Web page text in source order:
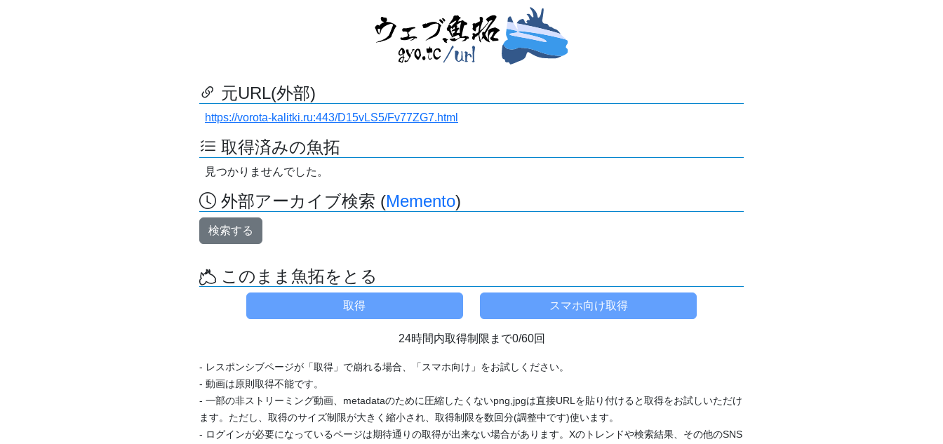
元URL(外部)
https://vorota-kalitki.ru:443/D15vLS5/Fv77ZG7.html
取得済みの魚拓
見つかりませんでした。
外部アーカイブ検索 (Memento)
検索する
このまま魚拓をとる
24時間内取得制限まで0/60回
- レスポンシブページが「取得」で崩れる場合、「スマホ向け」をお試しください。
- 動画は原則取得不能です。
- 一部の非ストリーミング動画、metadataのために圧縮したくないpng,jpgは直接URLを貼り付けると取得をお試しいただけ
ます。ただし、取得のサイズ制限が大きく縮小され、取得制限を数回分(調整中です)使います。
- ログインが必要になっているページは期待通りの取得が出来ない場合があります。Xのトレンドや検索結果、その他のSNS